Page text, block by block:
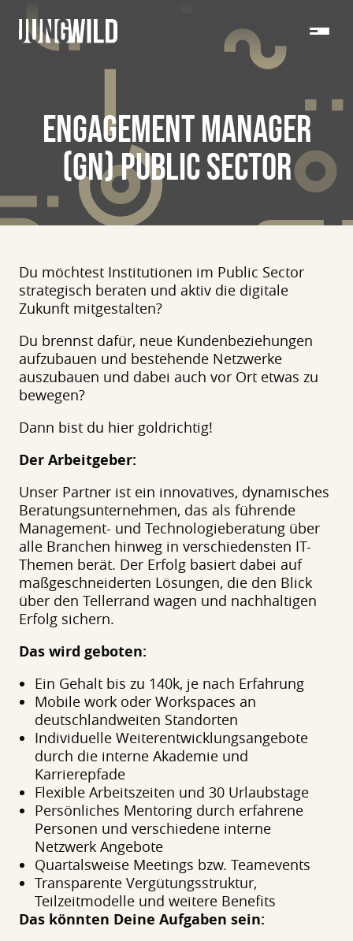
ENGAGEMENT MANAGER
(GN) PUBLIC SECTOR
Du möchtest Institutionen im Public Sector
strategisch beraten und aktiv die digitale
Zukunft mitgestalten?
Du brennst dafür, neue Kundenbeziehungen
aufzubauen und bestehende Netzwerke
auszubauen und dabei auch vor Ort etwas zu
bewegen?
Dann bist du hier goldrichtig!
Der Arbeitgeber:
Unser Partner ist ein innovatives, dynamisches
Beratungsunternehmen, das als führende
Management- und Technologieberatung über
alle Branchen hinweg in verschiedensten IT-
Themen berät. Der Erfolg basiert dabei auf
maßgeschneiderten Lösungen, die den Blick
über den Tellerrand wagen und nachhaltigen
Erfolg sichern.
Das wird geboten:
Ein Gehalt bis zu 140k, je nach Erfahrung
Mobile work oder Workspaces an
deutschlandweiten Standorten
Individuelle Weiterentwicklungsangebote
durch die interne Akademie und
Karrierepfade
Flexible Arbeitszeiten und 30 Urlaubstage
Persönliches Mentoring durch erfahrene
Personen und verschiedene interne
Netzwerk Angebote
Quartalsweise Meetings bzw. Teamevents
Transparente Vergütungsstruktur,
Teilzeitmodelle und weitere Benefits
Das könnten Deine Aufgaben sein: